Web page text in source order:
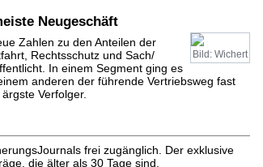
Neugeschäft
Bild: Wichert
Zahlen zu den Anteilen der
Rechtsschutz und Sach/
In einem Segment ging es
anderen der führende Vertriebsweg fast
Verfolger.
frei zugänglich. Der exklusive
die älter als 30 Tage sind.